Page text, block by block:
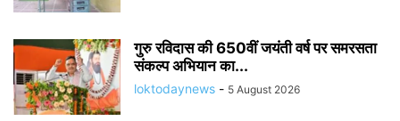
गुरु रविदास की 650वीं जयंती वर्ष पर समरसता
संकल्प अभियान का...
loktodaynews - 5 August 2026